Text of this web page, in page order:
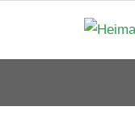
springen